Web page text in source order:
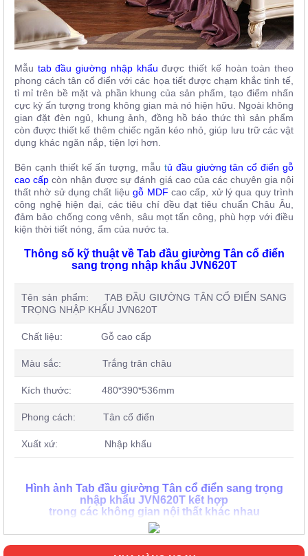
Mẫu tab đầu giường nhập khẩu được thiết kế hoàn toàn theo
phong cách tân cổ điển với các họa tiết được chạm khắc tinh tế,
tỉ mỉ trên bề mặt và phần khung của sản phẩm, tạo điểm nhấn
cực kỳ ấn tượng trong không gian mà nó hiện hữu. Ngoài không
gian đặt đèn ngủ, khung ảnh, đồng hồ báo thức thì sản phẩm
còn được thiết kế thêm chiếc ngăn kéo nhỏ, giúp lưu trữ các vật
dụng khác ngăn nắp, tiện lợi hơn.
Bên cạnh thiết kế ấn tượng, mẫu tủ đầu giường tân cổ điển gỗ
cao cấp còn nhận được sự đánh giá cao của các chuyên gia nội
thất nhờ sử dụng chất liệugỗ MDF cao cấp, xử lý qua quy trình
công nghệ hiện đại, các tiêu chí đều đạt tiêu chuẩn Châu Âu,
đảm bảo chống cong vênh, sâu mọt tấn công, phù hợp với điều
kiện thời tiết nóng, ẩm của nước ta.
Thông số kỹ thuật về Tab đầu giường Tân cổ điển
sang trọng nhập khẩu JVN620T
Tên sản phẩm: TAB ĐẦU GIƯỜNG TÂN CỔ ĐIỂN SANG
TRỌNG NHẬP KHẨU JVN620T
Chất liệu: Gỗ cao cấp
Màu sắc: Trắng trân châu
Kích thước: 480*390*536mm
Phong cách: Tân cổ điển
Xuất xứ: Nhập khẩu
Hình ảnh Tab đầu giường Tân cổ điển sang trọng
nhập khẩu JVN620T kết hợp
trong các không gian nội thất khác nhau
Nếu như các bạn đang lo lắng rằng không biết mẫu tủ đầu
giường này liệu có phù hợp với chiếc giường ngủ của mình